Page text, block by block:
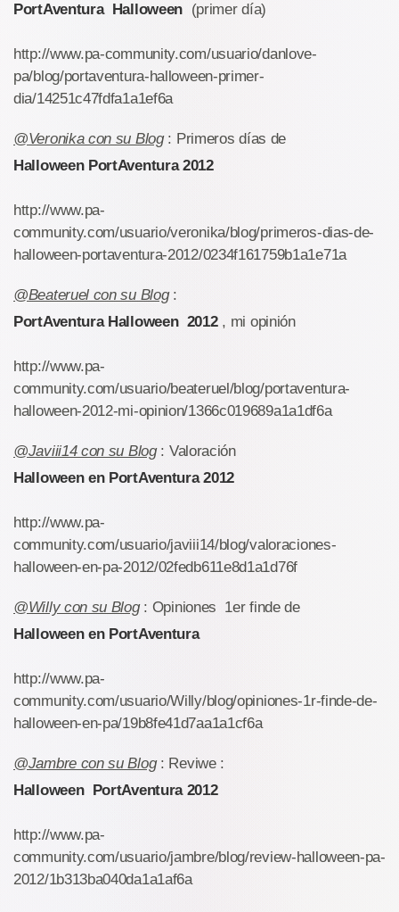
PortAventura Halloween (primer día)
http://www.pa-community.com/usuario/danlove-
pa/blog/portaventura-halloween-primer-
dia/14251c47fdfa1a1ef6a
@Veronika con su Blog: Primeros días de
Halloween PortAventura 2012
http://www.pa-
community.com/usuario/veronika/blog/primeros-dias-de-
halloween-portaventura-2012/0234f161759b1a1e71a
@Beateruel con su Blog:
PortAventura Halloween 2012, mi opinión
http://www.pa-
community.com/usuario/beateruel/blog/portaventura-
halloween-2012-mi-opinion/1366c019689a1a1df6a
@Javiii14 con su Blog: Valoración
Halloween en PortAventura 2012
http://www.pa-
community.com/usuario/javiii14/blog/valoraciones-
halloween-en-pa-2012/02fedb611e8d1a1d76f
@Willy con su Blog: Opiniones 1er finde de
Halloween en PortAventura
http://www.pa-
community.com/usuario/Willy/blog/opiniones-1r-finde-de-
halloween-en-pa/19b8fe41d7aa1a1cf6a
@Jambre con su Blog: Reviwe :
Halloween PortAventura 2012
http://www.pa-
community.com/usuario/jambre/blog/review-halloween-pa-
2012/1b313ba040da1a1af6a